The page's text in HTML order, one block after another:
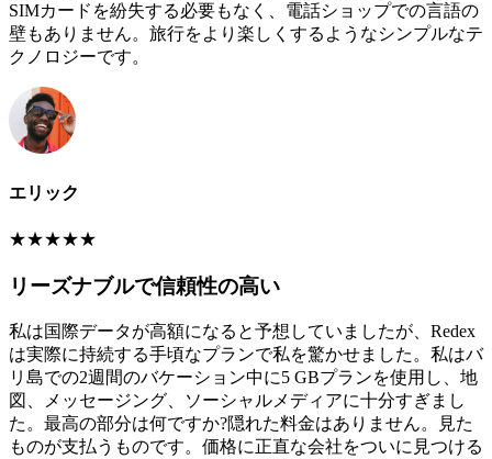
SIMカードを紛失する必要もなく、電話ショップでの言語の
壁もありません。旅行をより楽しくするようなシンプルなテ
クノロジーです。
エリック
★★★★★
リーズナブルで信頼性の高い
私は国際データが高額になると予想していましたが、Redex
は実際に持続する手頃なプランで私を驚かせました。私はバ
リ島での2週間のバケーション中に5 GBプランを使用し、地
図、メッセージング、ソーシャルメディアに十分すぎまし
た。最高の部分は何ですか?隠れた料金はありません。見た
ものが支払うものです。価格に正直な会社をついに見つける